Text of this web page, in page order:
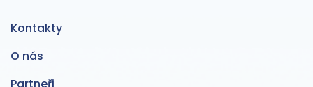
Kontakty
O nás
Partneři